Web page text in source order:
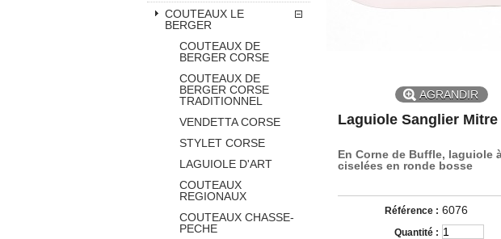
COUTEAUX LE
BERGER
COUTEAUX DE
BERGER CORSE
COUTEAUX DE
BERGER CORSE
TRADITIONNEL
VENDETTA CORSE
STYLET CORSE
LAGUIOLE D'ART
COUTEAUX
REGIONAUX
COUTEAUX CHASSE-
PECHE
AGRANDIR
Laguiole Sanglier
En Corne de Buffle, laguiole
ciselées en ronde bosse
Référence : 6076
Quantité :